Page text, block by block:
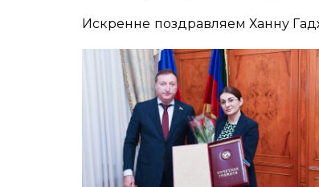
Искренне поздравляем Ханну